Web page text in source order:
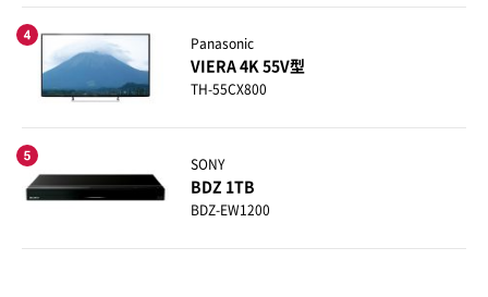
Panasonic
VIERA 4K 55V型
TH-55CX800
SONY
BDZ 1TB
BDZ-EW1200